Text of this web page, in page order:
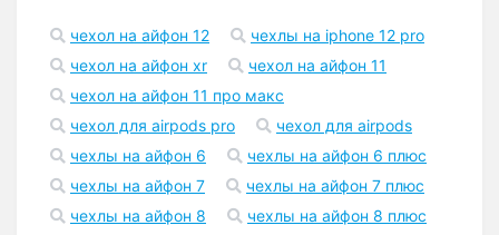
чехол на айфон 12
чехлы на iphone 12 pro
чехол на айфон xr
чехол на айфон 11
чехол на айфон 11 про макс
чехол для airpods pro
чехол для airpods
чехлы на айфон 6
чехлы на айфон 6 плюс
чехлы на айфон 7
чехлы на айфон 7 плюс
чехлы на айфон 8
чехлы на айфон 8 плюс